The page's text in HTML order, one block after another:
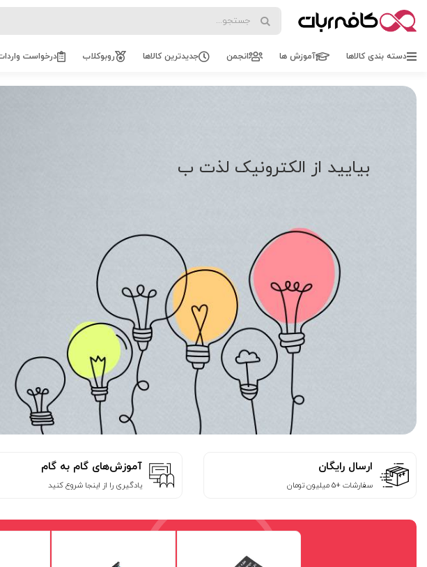
دسته بندی کالاها آموزش ها انجمن جدیدترین کالاها روبوکلاب درخواست
بیایید از الکترونیک لذت ببریم
ارسال رایگان
سفارشات +5 میلیون تومان
آموزش‌های گام به گام
یادگیری را از اینجا شروع کنید